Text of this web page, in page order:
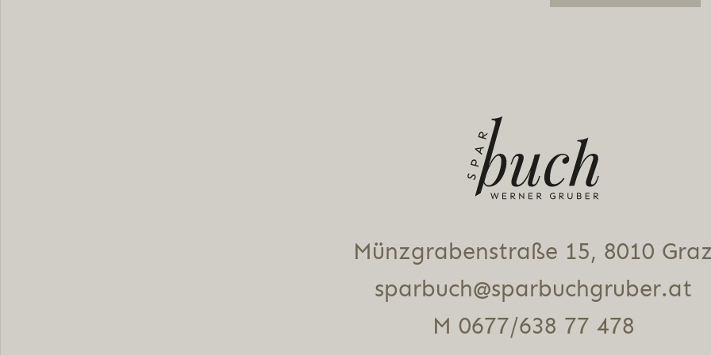
Münz­gra­ben­stra­ße 15, 8010
sparbuch@sparbuchgruber.at
M 0677/638 77 478